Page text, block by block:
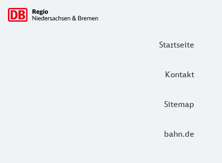
Startseite
Kontakt
Sitemap
bahn.de
Hauptnavigation